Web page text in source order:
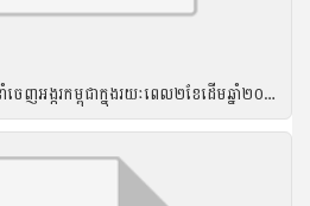
របាយ​ការណ៍​ស្តីពី​ស្ថានភាព​នៃ​ការ​នាំ​ចេញ​អង្ករ​កម្ពុជា​ក្នុង​រយៈ​ពេល​២ខែដើមឆ្នាំ​២០១៦